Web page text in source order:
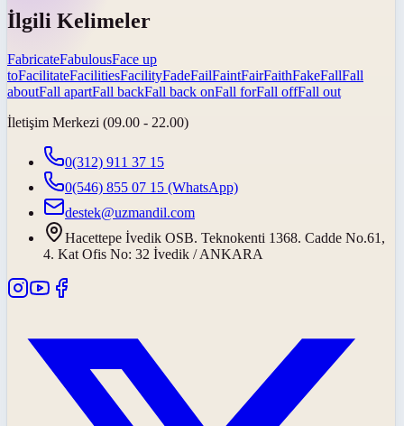
İlgili Kelimeler
FabricateFabulousFace up
toFacilitateFacilitiesFacilityFadeFailFaintFairFaithFakeFallFall
aboutFall apartFall backFall back onFall forFall offFall out
İletişim Merkezi (09.00 - 22.00)
0(312) 911 37 15
0(546) 855 07 15 (WhatsApp)
destek@uzmandil.com
Hacettepe İvedik OSB. Teknokenti 1368. Cadde No.61,
4. Kat Ofis No: 32 İvedik / ANKARA